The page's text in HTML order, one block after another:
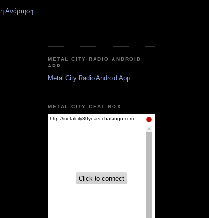
Ανάρτηση
METAL CITY RADIO ANDROID
APP
Metal City Radio Android App
METAL CITY CHAT BOX